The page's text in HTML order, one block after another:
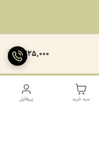
1,425,000
پروفایل سبد خرید